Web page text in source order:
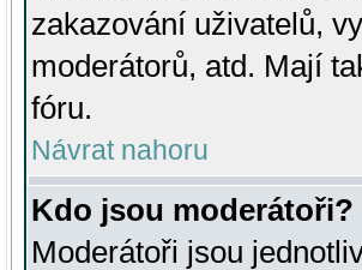
zakazování uživatelů,
moderátorů, atd. Mají
fóru.
Návrat nahoru
Kdo jsou moderátoři?
Moderátoři jsou